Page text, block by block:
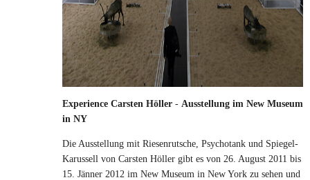
Experience Carsten Höller - Ausstellung im New Museum
in NY
Die Ausstellung mit Riesenrutsche, Psychotank und Spiegel-
Karussell von Carsten Höller gibt es von 26. August 2011 bis
15. Jänner 2012 im New Museum in New York zu sehen und